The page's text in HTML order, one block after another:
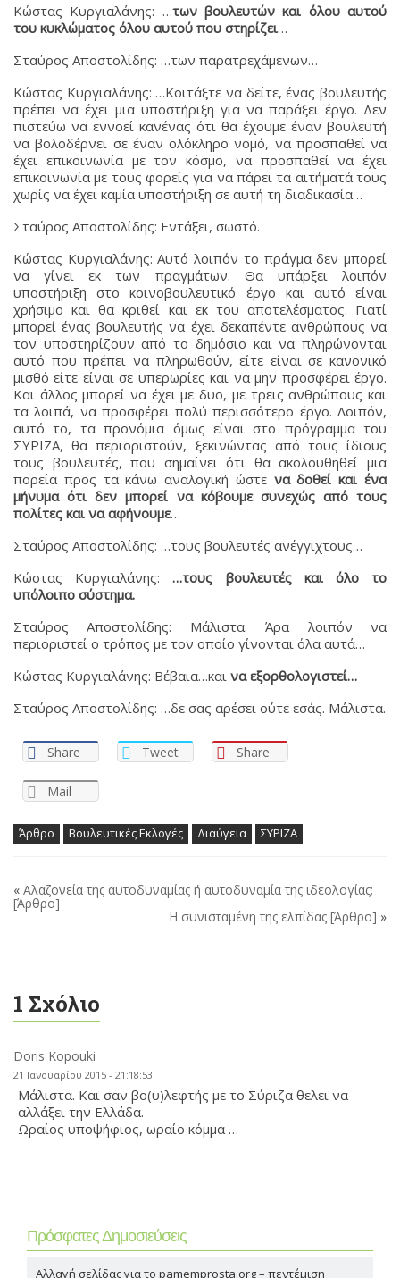
Κώστας Κυργιαλάνης: …των βουλευτών και όλου αυτού
του κυκλώματος όλου αυτού που στηρίζει…
Σταύρος Αποστολίδης: …των παρατρεχάμενων…
Κώστας Κυργιαλάνης: …Κοιτάξτε να δείτε, ένας βουλευτής
πρέπει να έχει μια υποστήριξη για να παράξει έργο. Δεν
πιστεύω να εννοεί κανένας ότι θα έχουμε έναν βουλευτή
να βολοδέρνει σε έναν ολόκληρο νομό, να προσπαθεί να
έχει επικοινωνία με τον κόσμο, να προσπαθεί να έχει
επικοινωνία με τους φορείς για να πάρει τα αιτήματά τους
χωρίς να έχει καμία υποστήριξη σε αυτή τη διαδικασία…
Σταύρος Αποστολίδης: Εντάξει, σωστό.
Κώστας Κυργιαλάνης: Αυτό λοιπόν το πράγμα δεν μπορεί
να γίνει εκ των πραγμάτων. Θα υπάρξει λοιπόν
υποστήριξη στο κοινοβουλευτικό έργο και αυτό είναι
χρήσιμο και θα κριθεί και εκ του αποτελέσματος. Γιατί
μπορεί ένας βουλευτής να έχει δεκαπέντε ανθρώπους να
τον υποστηρίζουν από το δημόσιο και να πληρώνονται
αυτό που πρέπει να πληρωθούν, είτε είναι σε κανονικό
μισθό είτε είναι σε υπερωρίες και να μην προσφέρει έργο.
Και άλλος μπορεί να έχει με δυο, με τρεις ανθρώπους και
τα λοιπά, να προσφέρει πολύ περισσότερο έργο. Λοιπόν,
αυτό το, τα προνόμια όμως είναι στο πρόγραμμα του
ΣΥΡΙΖΑ, θα περιοριστούν, ξεκινώντας από τους ίδιους
τους βουλευτές, που σημαίνει ότι θα ακολουθηθεί μια
πορεία προς τα κάνω αναλογική ώστε να δοθεί και ένα
μήνυμα ότι δεν μπορεί να κόβουμε συνεχώς από τους
πολίτες και να αφήνουμε…
Σταύρος Αποστολίδης: …τους βουλευτές ανέγγιχτους…
Κώστας Κυργιαλάνης:…τους βουλευτές και όλο το
υπόλοιπο σύστημα.
Σταύρος Αποστολίδης: Μάλιστα. Άρα λοιπόν να
περιοριστεί ο τρόπος με τον οποίο γίνονται όλα αυτά…
Κώστας Κυργιαλάνης: Βέβαια…και να εξορθολογιστεί…
Σταύρος Αποστολίδης: …δε σας αρέσει ούτε εσάς. Μάλιστα.
Share Tweet Share
Mail
Άρθρο Βουλευτικές Εκλογές Διαύγεια ΣΥΡΙΖΑ
« Αλαζονεία της αυτοδυναμίας ή αυτοδυναμία της ιδεολογίας;
[Άρθρο]
Η συνισταμένη της ελπίδας [Άρθρο] »
1 Σχόλιο
Doris Kopouki
21 Ιανουαρίου 2015 - 21:18:53
Μάλιστα. Και σαν βο(υ)λεφτής με το Σύριζα θελει να
αλλάξει την Ελλάδα.
Ωραίος υποψήφιος, ωραίο κόμμα …
Πρόσφατες Δημοσιεύσεις
Αλλαγή σελίδας για το pamemprosta.org – πεντέμιση